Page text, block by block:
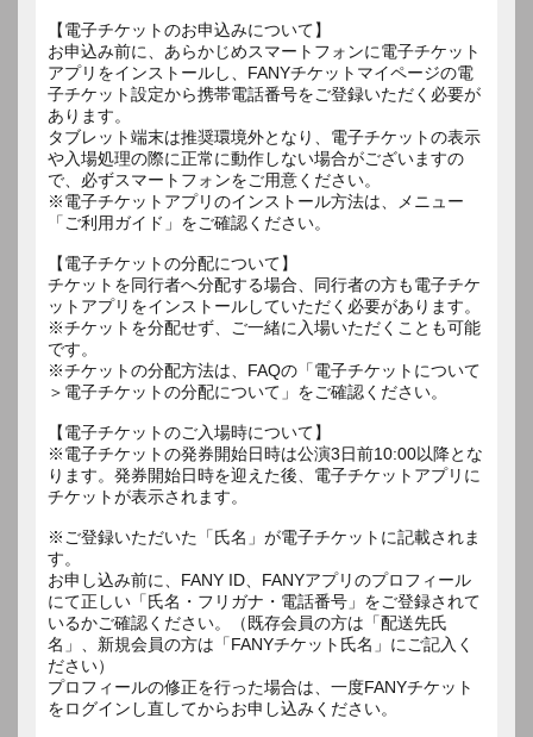
【電子チケットのお申込みについて】
お申込み前に、あらかじめスマートフォンに電子チケット
アプリをインストールし、FANYチケットマイページの電
子チケット設定から携帯電話番号をご登録いただく必要が
あります。
タブレット端末は推奨環境外となり、電子チケットの表示
や入場処理の際に正常に動作しない場合がございますの
で、必ずスマートフォンをご用意ください。
※電子チケットアプリのインストール方法は、メニュー
「ご利用ガイド」をご確認ください。
【電子チケットの分配について】
チケットを同行者へ分配する場合、同行者の方も電子チケ
ットアプリをインストールしていただく必要があります。
※チケットを分配せず、ご一緒に入場いただくことも可能
です。
※チケットの分配方法は、FAQの「電子チケットについて
＞電子チケットの分配について」をご確認ください。
【電子チケットのご入場時について】
※電子チケットの発券開始日時は公演3日前10:00以降とな
ります。発券開始日時を迎えた後、電子チケットアプリに
チケットが表示されます。
※ご登録いただいた「氏名」が電子チケットに記載されま
す。
お申し込み前に、FANY ID、FANYアプリのプロフィール
にて正しい「氏名・フリガナ・電話番号」をご登録されて
いるかご確認ください。（既存会員の方は「配送先氏
名」、新規会員の方は「FANYチケット氏名」にご記入く
ださい）
プロフィールの修正を行った場合は、一度FANYチケット
をログインし直してからお申し込みください。